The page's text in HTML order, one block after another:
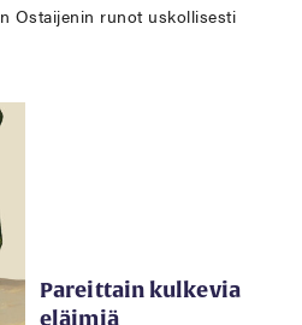
Ostaijenin runot uskollisesti
Pareittain kulkevia
eläimiä